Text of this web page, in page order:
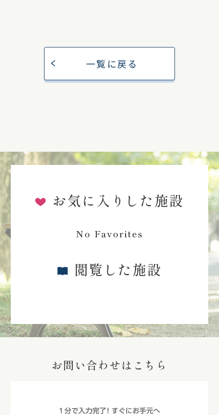
一覧に戻る
お気に入りした施設
No Favorites
閲覧した施設
お問い合わせはこちら